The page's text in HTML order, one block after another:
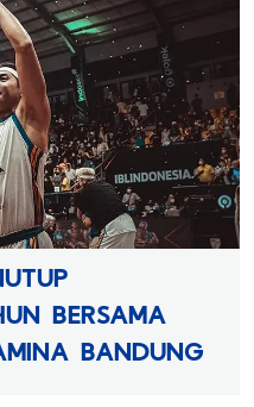
BERSAMA
BANDUNG